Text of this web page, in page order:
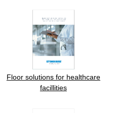
Floor solutions for healthcare
facillities